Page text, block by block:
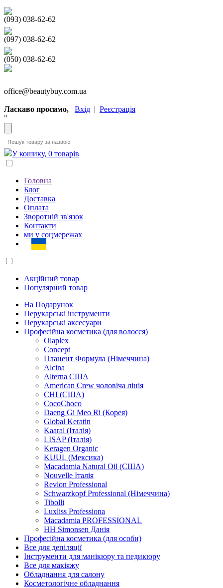
(093) 038-62-62
(097) 038-62-62
(050) 038-62-62
office@beautybuy.com.ua
Ласкаво просимо, Вхід | Реєстрація
"
У кошику, 0 товарів
Головна
Блог
Доставка
Оплата
Зворотній зв'язок
Контакти
ми у соцмережах
Акційний товар
Популярний товар
На Подарунок
Перукарські інструменти
Перукарські аксесуари
Професійна косметика (для волосся)
Olaplex
Concept
Плацент Формула (Німеччина)
Alcina
Alterna США
American Crew чоловіча лінія
CHI (США)
CocoChoco
Daeng Gi Meo Ri (Корея)
Global Keratin
Kaaral (Італія)
LISAP (Італія)
Keragen Organic
KUUL (Мексика)
Macadamia Natural Oil (США)
Nouvelle Італія
Revlon Professional
Schwarzkopf Professional (Німеччина)
Tibolli
Luxliss Professiona
Macadamia PROFESSIONAL
HH Simonsen Данія
Професійна косметика (для особи)
Все для депіляції
Інструменти для манікюру та педикюру
Все для макіяжу
Обладнання для салону
Косметологічне обладнання